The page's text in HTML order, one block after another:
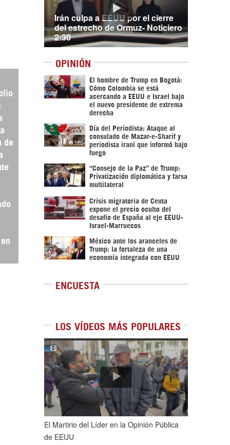
de
Irán culpa a EEUU por el cierre
del estrecho de Ormuz- Noticiero
2:30
OPINIÓN
El hombre de Trump en Bogotá:
Cómo Colombia se está
acercando a EEUU e Israel bajo
el nuevo presidente de extrema
derecha
Día del Periodista: Ataque al
consulado de Mazar-e-Sharif y
periodista iraní que informó bajo
fuego
“Consejo de la Paz” de Trump:
Privatización diplomática y farsa
multilateral
Crisis migratoria de Ceuta
expone el precio oculto del
desafío de España al eje EEUU-
Israel-Marruecos
México ante los aranceles de
Trump: la fortaleza de una
economía integrada con EEUU
ENCUESTA
LOS VÍDEOS MÁS POPULARES
1de5
El Martirio del Líder en la Opinión Pública
de EEUU